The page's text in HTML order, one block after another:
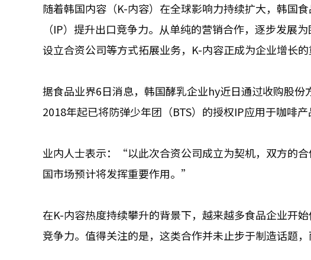
随着韩国内容（K-内容）在全球影响力持续扩大，韩国
（IP）提升出口竞争力。从单纯的营销合作，逐步发展
设立合资公司等方式拓展业务，K-内容正成为企业增长的
据食品业界6日消息，韩国酵乳企业hy近日通过收购股
2018年起已将防弹少年团（BTS）的授权IP应用于咖啡产
业内人士表示：“以此次合资公司成立为契机，双方的
国市场预计将发挥重要作用。”
在K-内容热度持续攀升的背景下，越来越多食品企业开
竞争力。值得关注的是，这类合作并未止步于制造话题，